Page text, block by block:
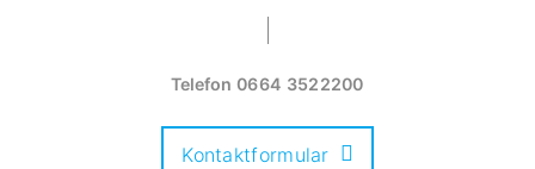
Telefon0664 3522200
Kontaktformular